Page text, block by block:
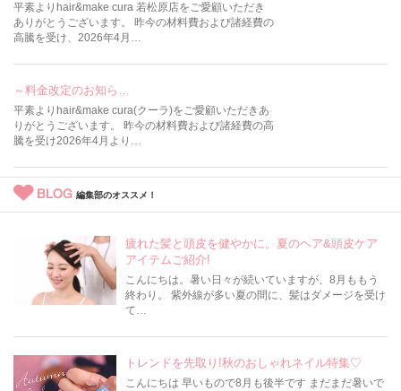
平素よりhair&make cura 若松原店をご愛顧いただき
ありがとうございます。 昨今の材料費および諸経費の
高騰を受け、2026年4月…
～料金改定のお知ら…
平素よりhair&make cura(クーラ)をご愛顧いただきあ
りがとうございます。 昨今の材料費および諸経費の高
騰を受け2026年4月より…
BLOG 編集部のオススメ！
疲れた髪と頭皮を健やかに。夏のヘア&頭皮ケア
アイテムご紹介!
こんにちは。暑い日々が続いていますが、8月ももう
終わり。 紫外線が多い夏の間に、髪はダメージを受け
て…
トレンドを先取り!秋のおしゃれネイル特集♡
こんにちは 早いもので8月も後半です まだまだ暑いで